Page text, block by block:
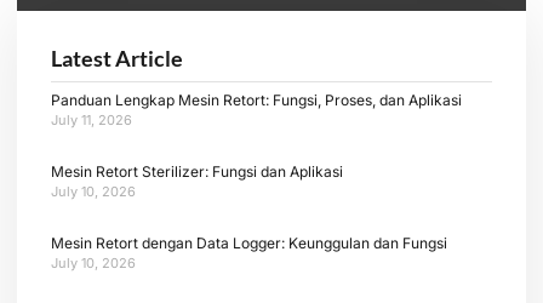
Latest Article
Panduan Lengkap Mesin Retort: Fungsi, Proses, dan Aplikasi
July 11, 2026
Mesin Retort Sterilizer: Fungsi dan Aplikasi
July 10, 2026
Mesin Retort dengan Data Logger: Keunggulan dan Fungsi
July 10, 2026